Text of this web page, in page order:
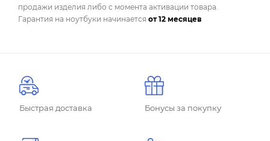
продажи изделия либо с момента активации товара.
Гарантия на ноутбуки начинается от 12 месяцев
Быстрая доставка Бонусы за покупку